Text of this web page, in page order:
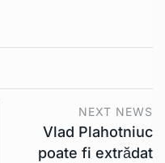
NEXT NEWS
Vlad Plahotniuc
poate fi extrădat